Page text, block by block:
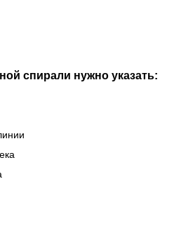
спирали нужно указать: